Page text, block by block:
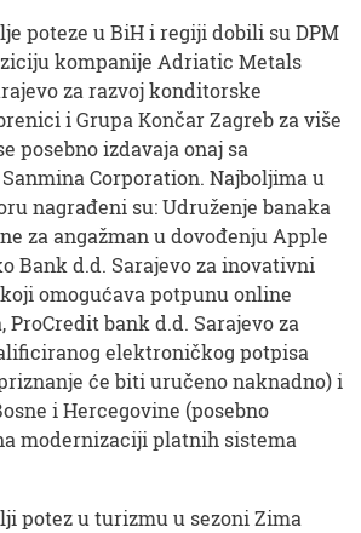
poteze u BiH i regiji dobili su DPM
kompanije Adriatic Metals
za razvoj konditorske
i Grupa Končar Zagreb za više
posebno izdavaja onaj sa
Corporation. Najboljima u
nagrađeni su: Udruženje banaka
za angažman u dovođenju Apple
Bank d.d. Sarajevo za inovativni
omogućava potpunu online
bank d.d. Sarajevo za
elektroničkog potpisa
će biti uručeno naknadno) i
i Hercegovine (posebno
modernizaciji platnih sistema
potez u turizmu u sezoni Zima